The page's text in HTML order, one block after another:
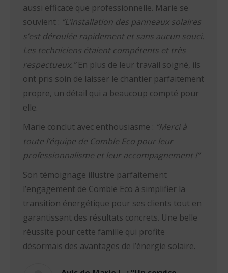
aussi efficace que professionnelle. Marie se
souvient : “L’installation des panneaux solaires
s’est déroulée rapidement et sans aucun souci.
Les techniciens étaient compétents et très
respectueux.”En plus de leur travail soigné, ils
ont pris soin de laisser le chantier parfaitement
propre, un détail qui a beaucoup compté pour
elle.
Marie conclut avec enthousiasme : “Merci à
toute l’équipe de Comble Eco pour leur
professionnalisme et leur accompagnement !”
Son témoignage illustre parfaitement
l’engagement de Comble Eco à simplifier la
transition énergétique pour ses clients tout en
garantissant des résultats concrets. Une belle
réussite pour cette famille qui profite
désormais des avantages de l’énergie solaire.